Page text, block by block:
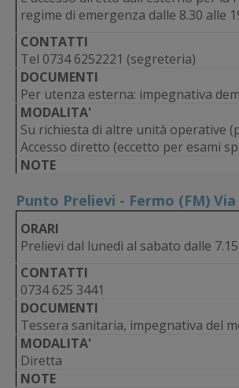
regime di emergenza dalle 8.30 alle
CONTATTI
Tel 0734 6252221 (segreteria)
DOCUMENTI
Per utenza esterna: impegnativa
MODALITA'
Su richiesta di altre unità operative
Accesso diretto (eccetto per esami
NOTE
Punto Prelievi - Fermo (FM)
ORARI
Prelievi dal lunedì al sabato dalle
CONTATTI
0734 625 3441
DOCUMENTI
Tessera sanitaria, impegnativa del
MODALITA'
Diretta
NOTE